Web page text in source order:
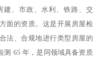
、市政、水利、铁路、交
面的资质。这是开展房屋检
法、合规地进行类型房屋的
测 65 年，是同领域具备资质